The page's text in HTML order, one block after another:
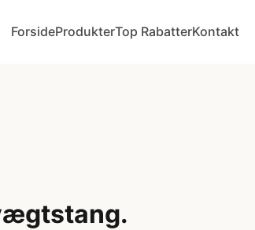
ForsideProdukterTop RabatterKontakt